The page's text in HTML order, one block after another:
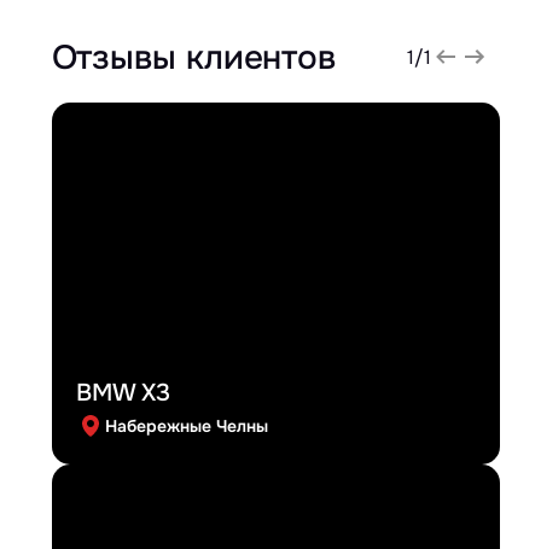
Отзывы клиентов 1/1
BMW X3
Набережные Челны